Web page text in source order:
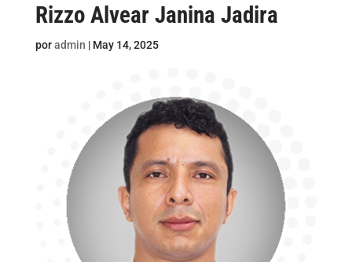
Rizzo Alvear Janina Jadira
poradmin | May 14, 2025